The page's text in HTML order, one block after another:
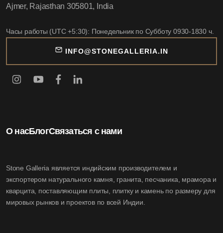
О насБлогСвязаться с нами
Stone Galleria является индийским производителем и
экспортером натурального камня, гранита, песчаника, мрамора и
кварцита, поставляющим плиты, плитку и камень по размеру для
мировых рынков и проектов по всей Индии.
Ajmer, Rajasthan 305801, India
Часы работы (UTC +5:30): Понедельник по Субботу 0930-1830 ч.
INFO@STONEGALLERIA.IN